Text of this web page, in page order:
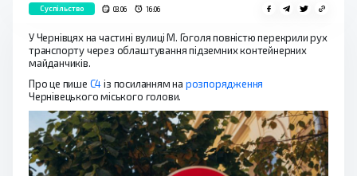
Суспільство 03.06 16:06
У Чернівцях на частині вулиці М. Гоголя повністю перекрили рух
транспорту через облаштування підземних контейнерних
майданчиків.
Про це пише С4із посиланням на розпорядження
Чернівецького міського голови.